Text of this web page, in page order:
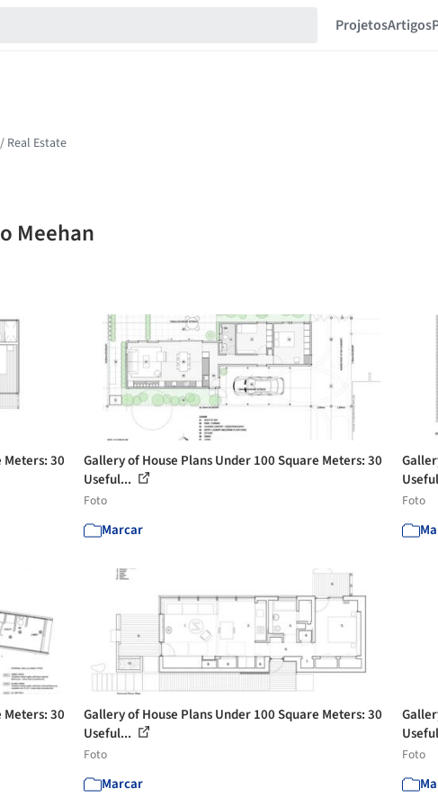
ProjetosArtigos
Meehan
Meters: 30
Gallery of House Plans Under 100 Square Meters: 30
Useful...
Foto
Marcar
Foto
Meters: 30
Gallery of House Plans Under 100 Square Meters: 30
Useful...
Foto
Marcar
Foto